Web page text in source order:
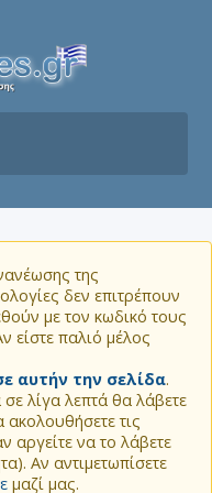
της
δεν επιτρέπουν
με τον κωδικό τους
είστε παλιό μέλος
αυτήν την σελίδα.
λίγα λεπτά θα λάβετε
τις
αργείτε να το λάβετε
Αν αντιμετωπίσετε
μαζί μας.